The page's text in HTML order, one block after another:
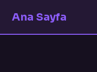
Ana Sayfa